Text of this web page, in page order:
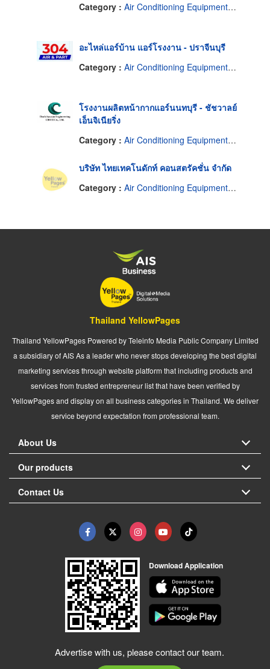
Category : Air Conditioning Equipment & Systems Supplies & Parts-Wholesale & Manufacturers
อะไหล่แอร์บ้าน แอร์โรงงาน - ปราจีนบุรี
Category : Air Conditioning Equipment & Systems Supplies & Parts-Wholesale & Manufacturers
โรงงานผลิตหน้ากากแอร์นนทบุรี - ชัชวาลย์
เอ็นจิเนียริ่ง
Category : Air Conditioning Equipment & Systems Supplies & Parts-Wholesale & Manufacturers
บริษัท ไทยเทคโนดักท์ คอนสตรัคชั่น จำกัด
Category : Air Conditioning Equipment & Systems Supplies & Parts-Wholesale & Manufacturers
Thailand YellowPages
Thailand YellowPages Powered by Teleinfo Media Public Company Limited
a subsidiary of AIS As a leader who never stops developing the best digital
marketing services through website platform that including products and
services from trusted entrepreneur list that have been verified by
YellowPages and display on all business categories in Thailand. We deliver
service beyond expectation from professional team.
About Us
Our products
Contact Us
Download Application
Advertise with us, please contact our team.